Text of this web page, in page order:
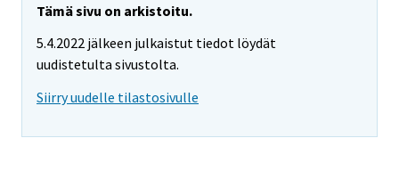
Tämä sivu on arkistoitu.
5.4.2022 jälkeen julkaistut tiedot löydät
uudistetulta sivustolta.
Siirry uudelle tilastosivulle